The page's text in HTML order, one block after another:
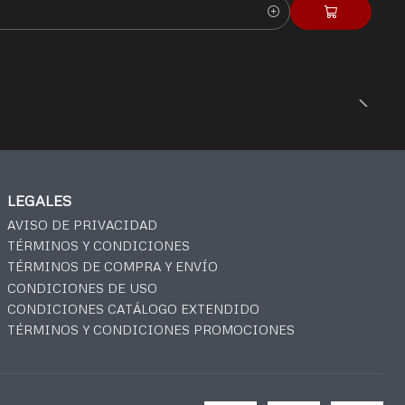
LEGALES
AVISO DE PRIVACIDAD
TÉRMINOS Y CONDICIONES
TÉRMINOS DE COMPRA Y ENVÍO
CONDICIONES DE USO
CONDICIONES CATÁLOGO EXTENDIDO
TÉRMINOS Y CONDICIONES PROMOCIONES